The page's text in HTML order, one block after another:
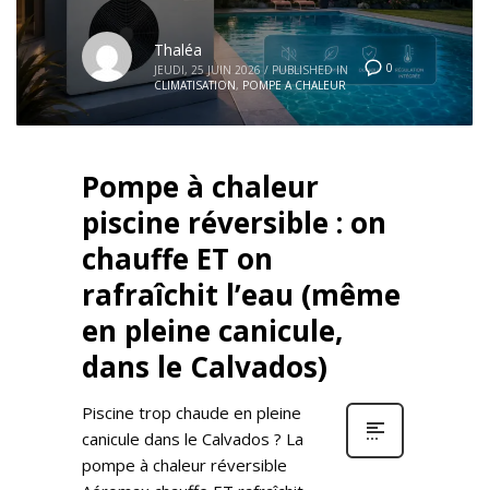
0
Thaléa
JEUDI, 25 JUIN 2026 / PUBLISHED IN
CLIMATISATION, POMPE A CHALEUR
Pompe à chaleur
piscine réversible : on
chauffe ET on
rafraîchit l’eau (même
en pleine canicule,
dans le Calvados)
Piscine trop chaude en pleine
canicule dans le Calvados ? La
pompe à chaleur réversible